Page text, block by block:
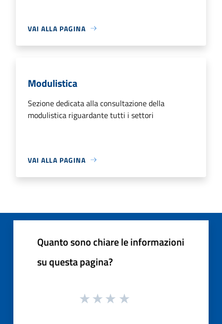
VAI ALLA PAGINA
Modulistica
Sezione dedicata alla consultazione della
modulistica riguardante tutti i settori
VAI ALLA PAGINA
Quanto sono chiare le informazioni
su questa pagina?